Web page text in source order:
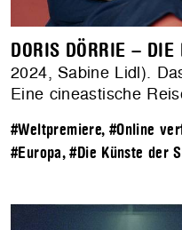
DORIS DÖRRIE – DIE
2024, Sabine Lidl).
Eine cineastische
#Weltpremiere, #Online
#Europa,#Die Künste der